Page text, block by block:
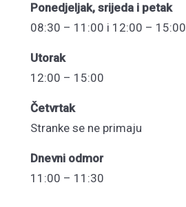
Ponedjeljak, srijeda i petak
08:30 – 11:00 i 12:00 – 15:00
Utorak
12:00 – 15:00
Četvrtak
Stranke se ne primaju
Dnevni odmor
11:00 – 11:30